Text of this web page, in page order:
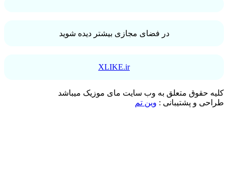
در فضای مجازی بیشتر دیده شوید
XLIKE.ir
کلیه حقوق متعلق به وب سایت مای موزیک میباشد
طراحی و پشتیبانی : وین تم